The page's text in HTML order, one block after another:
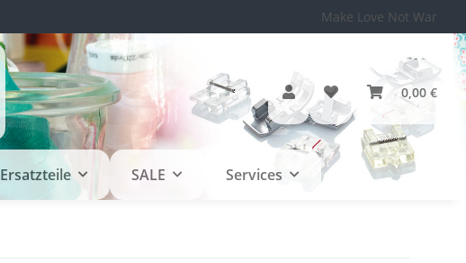
Make Love Not War
0,00 €
Ersatzteile SALE Services